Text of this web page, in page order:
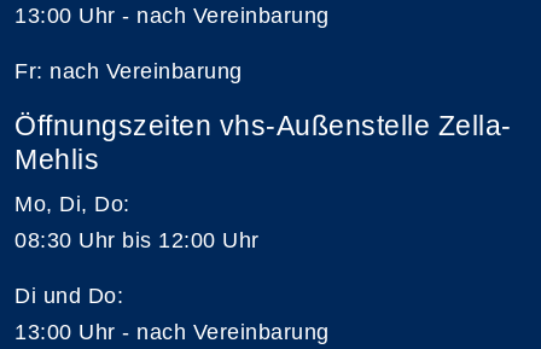
13:00 Uhr - nach Vereinbarung
Fr: nach Vereinbarung
Öffnungszeiten vhs-Außenstelle Zella-
Mehlis
Mo, Di, Do:
08:30 Uhr bis 12:00 Uhr
Di und Do:
13:00 Uhr - nach Vereinbarung